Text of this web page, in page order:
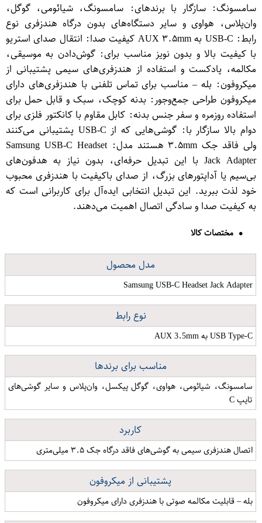
سامسونگ: سازگار با برندهای: سامسونگ، شیائومی، گوگل،
وان‌پلاس، هواوی و سایر دستگاه‌های بدون درگاه هندزفری نوع
رابط: USB-C به AUX ۳.۵mm کیفیت صدا: انتقال صدای استریو
با کیفیت بالا و بدون نویز مناسب برای: گوش‌دادن به موسیقی،
مکالمه، پادکست و استفاده از هندزفری‌های سیمی پشتیبانی از
میکروفون: بله – مناسب برای تماس تلفنی با هندزفری‌های دارای
میکروفون طراحی جمع‌وجور: بدنه کوچک، سبک و قابل حمل برای
استفاده روزمره و سفر جنس بدنه: کابل مقاوم با کانکتور فلزی برای
دوام بالا سازگار با: گوشی‌هایی که از USB-C پشتیبانی می‌کنند
ولی فاقد جک ۳.۵mm هستند مدل: Samsung USB-C Headset
Jack Adapter با این تبدیل حرفه‌ای، بدون نیاز به هدفون‌های
بی‌سیم یا آداپتورهای بزرگ، از صدای باکیفیت با هندزفری محبوب
خود لذت ببرید. این تبدیل انتخابی ایده‌آل برای کاربرانی است که
به کیفیت صدا و سادگی اتصال اهمیت می‌دهند.
مختصات کالا
مدل محصول
Samsung USB-C Headset Jack Adapter
نوع رابط
USB Type-C به AUX 3.5mm
مناسب برای برندها
سامسونگ، شیائومی، هواوی، گوگل پیکسل، وان‌پلاس و سایر گوشی‌های
تایپ C
کاربرد
اتصال هندزفری سیمی به گوشی‌های فاقد درگاه جک ۳.۵ میلی‌متری
پشتیبانی از میکروفون
بله – قابلیت مکالمه صوتی با هندزفری دارای میکروفون